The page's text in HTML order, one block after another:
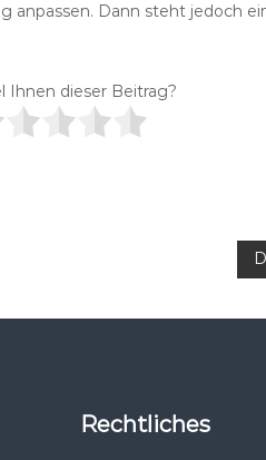
anpassen. Dann steht jedoch
Ihnen dieser Beitrag?
Rechtliches